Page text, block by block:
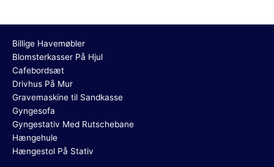
Billige Havemøbler
Blomsterkasser På Hjul
Cafebordsæt
Drivhus På Mur
Gravemaskine til Sandkasse
Gyngesofa
Gyngestativ Med Rutschebane
Hængehule
Hængestol På Stativ